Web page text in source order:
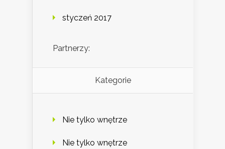
styczeń 2017
Partnerzy:
Kategorie
Nie tylko wnętrze
Nie tylko wnętrze